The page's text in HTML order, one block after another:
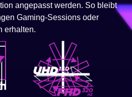
angepasst werden. So bleibt
Gaming-Sessions oder
erhalten.